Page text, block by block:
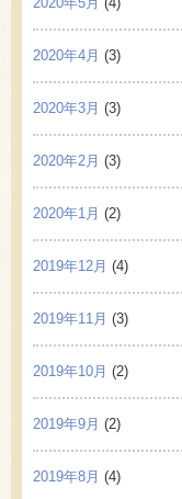
2020年4月 (3)
2020年3月 (3)
2020年2月 (3)
2020年1月 (2)
2019年12月 (4)
2019年11月 (3)
2019年10月 (2)
2019年9月 (2)
2019年8月 (4)